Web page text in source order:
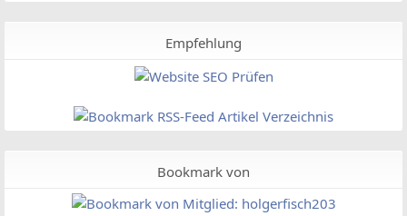
Empfehlung
Bookmark von